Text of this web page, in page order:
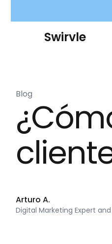
Swirvle
Blog
Arturo A.
Digital Marketing Expert